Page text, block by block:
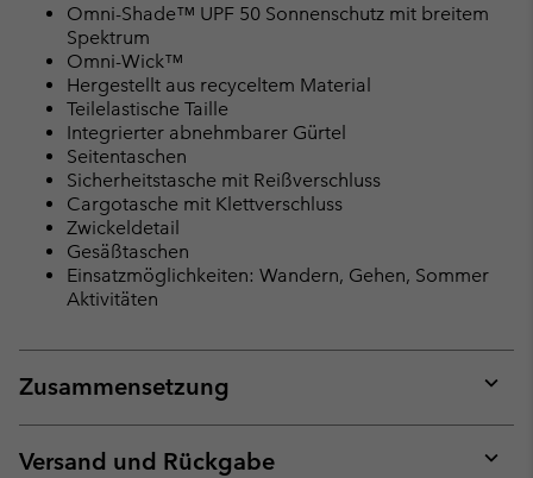
Omni-Shade™ UPF 50 Sonnenschutz mit breitem
Spektrum
Omni-Wick™
Hergestellt aus recyceltem Material
Teilelastische Taille
Integrierter abnehmbarer Gürtel
Seitentaschen
Sicherheitstasche mit Reißverschluss
Cargotasche mit Klettverschluss
Zwickeldetail
Gesäßtaschen
Einsatzmöglichkeiten: Wandern, Gehen, Sommer
Aktivitäten
Zusammensetzung
or
Versand und Rückgabe